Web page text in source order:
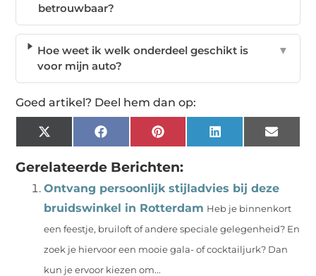
betrouwbaar?
Hoe weet ik welk onderdeel geschikt is
voor mijn auto?
▼
Goed artikel? Deel hem dan op:
X
(Twitter)
FacebookPinterest LinkedIn Email
Gerelateerde Berichten:
Ontvang persoonlijk stijladvies bij deze
bruidswinkel in Rotterdam Heb je binnenkort
een feestje, bruiloft of andere speciale gelegenheid? En
zoek je hiervoor een mooie gala- of cocktailjurk? Dan
kun je ervoor kiezen om...